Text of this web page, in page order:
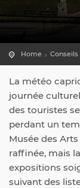
Home
La météo
journée
des touristes
perdant un
Musée des
raffinée, mais
expositions
suivant des